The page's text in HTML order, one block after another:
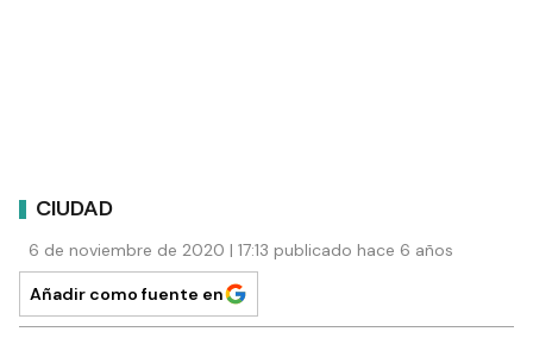
CIUDAD
6 de noviembre de 2020 | 17:13 publicado hace 6 años
Añadir como fuente en